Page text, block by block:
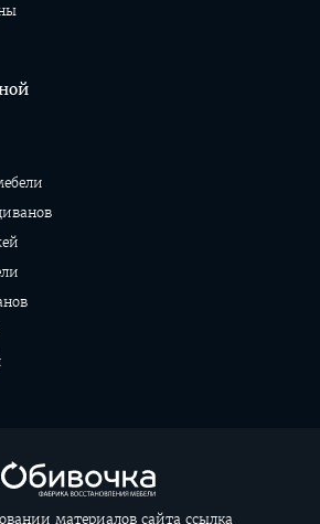
материалов сайта ссылка